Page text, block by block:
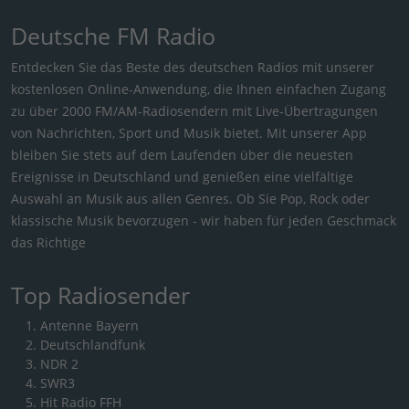
Deutsche FM Radio
Entdecken Sie das Beste des deutschen Radios mit unserer
kostenlosen Online-Anwendung, die Ihnen einfachen Zugang
zu über 2000 FM/AM-Radiosendern mit Live-Übertragungen
von Nachrichten, Sport und Musik bietet. Mit unserer App
bleiben Sie stets auf dem Laufenden über die neuesten
Ereignisse in Deutschland und genießen eine vielfältige
Auswahl an Musik aus allen Genres. Ob Sie Pop, Rock oder
klassische Musik bevorzugen - wir haben für jeden Geschmack
das Richtige
Top Radiosender
Antenne Bayern
Deutschlandfunk
NDR 2
SWR3
Hit Radio FFH